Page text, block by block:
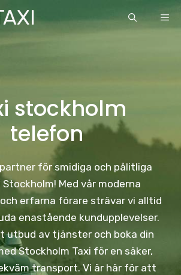
stockholm
telefon
för smidiga och pålitliga
Med vår moderna
erfarna förare strävar vi alltid
enastående kundupplevelser.
utbud av tjänster och boka din
Stockholm Taxi för en säker,
transport. Vi är här för att